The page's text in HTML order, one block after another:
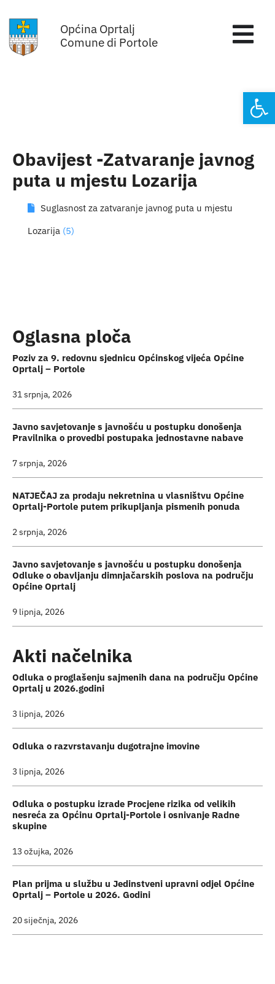
content
Općina Oprtalj
Comune di Portole
Sa sjednica vijeća
Za građane
Događaji
Obavijest -Zatvaranje javnog
puta u mjestu Lozarija
Suglasnost za zatvaranje javnog puta u mjestu
Lozarija (5)
Oglasna ploča
Poziv za 9. redovnu sjednicu Općinskog vijeća Općine
Oprtalj – Portole
31 srpnja, 2026
Javno savjetovanje s javnošću u postupku donošenja
Pravilnika o provedbi postupaka jednostavne nabave
7 srpnja, 2026
NATJEČAJ za prodaju nekretnina u vlasništvu Općine
Oprtalj-Portole putem prikupljanja pismenih ponuda
2 srpnja, 2026
Javno savjetovanje s javnošću u postupku donošenja
Odluke o obavljanju dimnjačarskih poslova na području
Općine Oprtalj
9 lipnja, 2026
Akti načelnika
Odluka o proglašenju sajmenih dana na području Općine
Oprtalj u 2026.godini
3 lipnja, 2026
Odluka o razvrstavanju dugotrajne imovine
3 lipnja, 2026
Odluka o postupku izrade Procjene rizika od velikih
nesreća za Općinu Oprtalj-Portole i osnivanje Radne
skupine
13 ožujka, 2026
Plan prijma u službu u Jedinstveni upravni odjel Općine
Oprtalj – Portole u 2026. Godini
20 siječnja, 2026